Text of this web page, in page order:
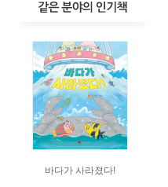
바다가 사라졌다!